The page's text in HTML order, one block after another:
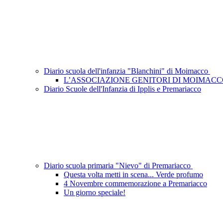
Diario scuola dell'infanzia "Blanchini" di Moimacco
L’ASSOCIAZIONE GENITORI DI
Diario Scuole dell'Infanzia di Ipplis e Premariacco
Diario scuola primaria "Nievo" di Premariacco
Questa volta metti in scena... Verde profumo
4 Novembre commemorazione a Premariacco
Un giorno speciale!